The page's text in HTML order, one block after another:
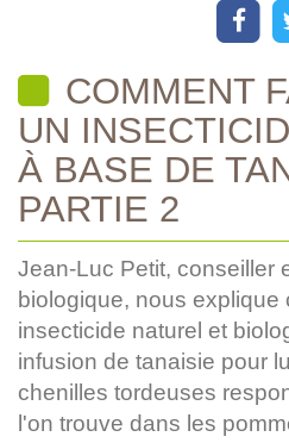
COMMENT
UN
À BASE DE
PARTIE 2
Jean-Luc Petit, conseiller
biologique, nous explique
insecticide naturel et
infusion de tanaisie pour
chenilles tordeuses
l'on trouve dans les